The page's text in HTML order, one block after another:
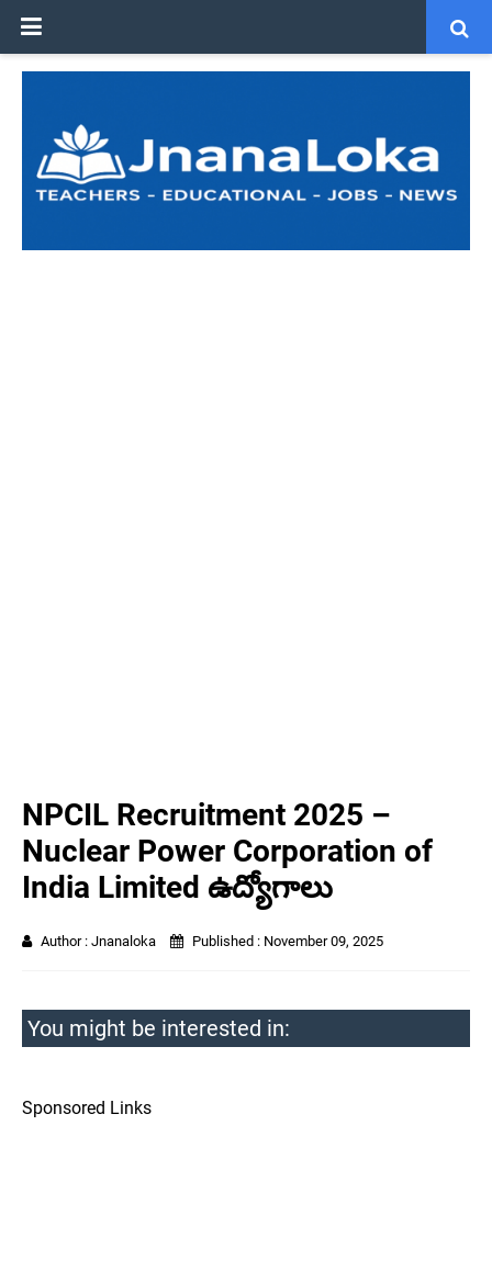
NPCIL Recruitment 2025 –
Nuclear Power Corporation of
India Limited ఉద్యోగాలు
Author : Jnanaloka Published : November 09, 2025
You might be interested in:
Sponsored Links